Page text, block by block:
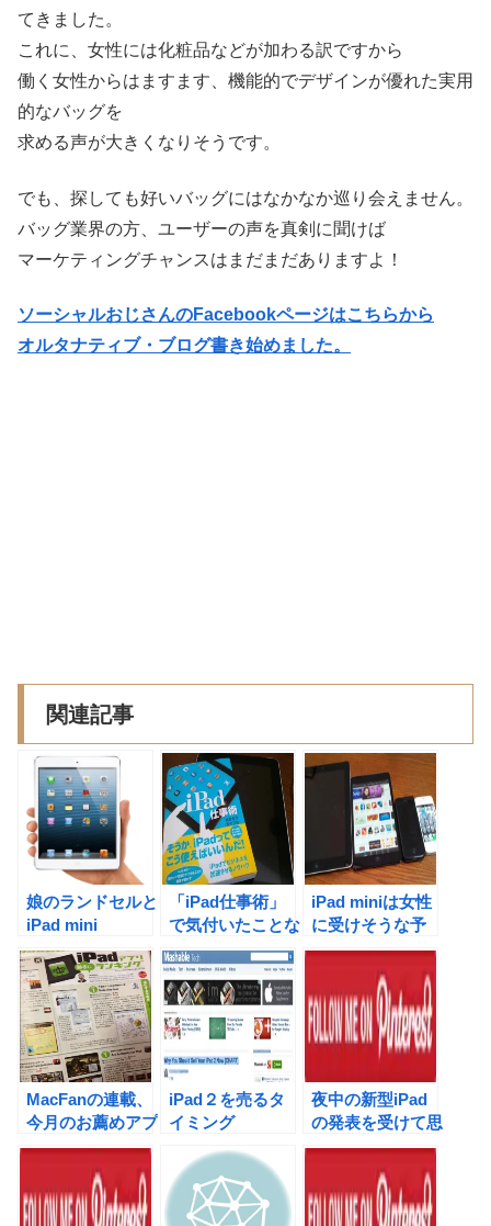
てきました。
これに、女性には化粧品などが加わる訳ですから
働く女性からはますます、機能的でデザインが優れた実用
的なバッグを
求める声が大きくなりそうです。
でも、探しても好いバッグにはなかなか巡り会えません。
バッグ業界の方、ユーザーの声を真剣に聞けば
マーケティングチャンスはまだまだありますよ！
ソーシャルおじさんのFacebookページはこちらから
オルタナティブ・ブログ書き始めました。
関連記事
娘のランドセルと
iPad mini
「iPad仕事術」
で気付いたことな
ど。鶴野さん、西
村さんに感謝！
iPad miniは女性
に受けそうな予
感！早速、使い始
めました。
MacFanの連載、
今月のお薦めアプ
リと食べないと飲
iPad２を売るタ
イミング
夜中の新型iPad
の発表を受けて思
うこと